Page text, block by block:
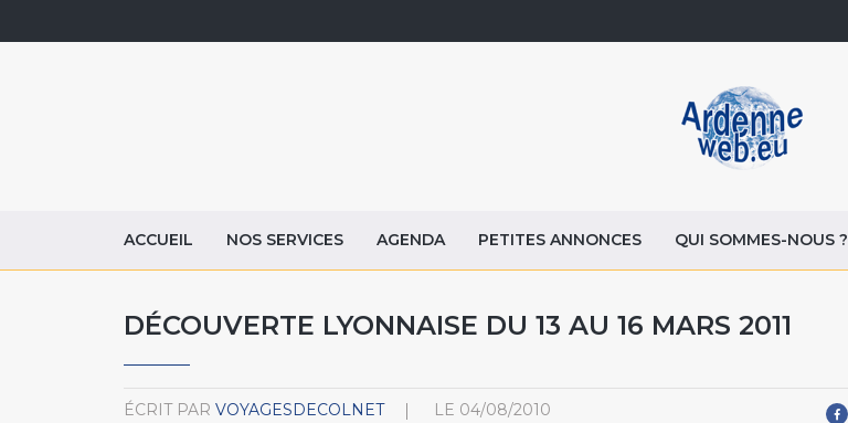
ACCUEIL NOS SERVICES AGENDA PETITES ANNONCES QUI SOMMES-NOUS ?
DÉCOUVERTE LYONNAISE DU 13 AU 16 MARS 2011
ÉCRIT PAR VOYAGESDECOLNET LE 04/08/2010